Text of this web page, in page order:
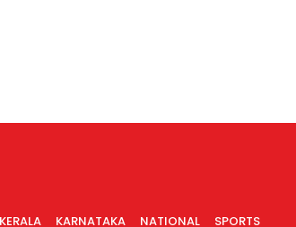
KERALA KARNATAKA NATIONAL
SPORTS